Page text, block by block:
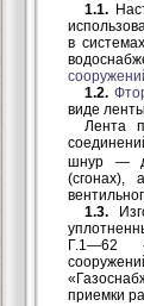
1.1.
в
1.2.
виде
Лента
шнур —
(сгонах),
1.3.
Г.1—62
приемки